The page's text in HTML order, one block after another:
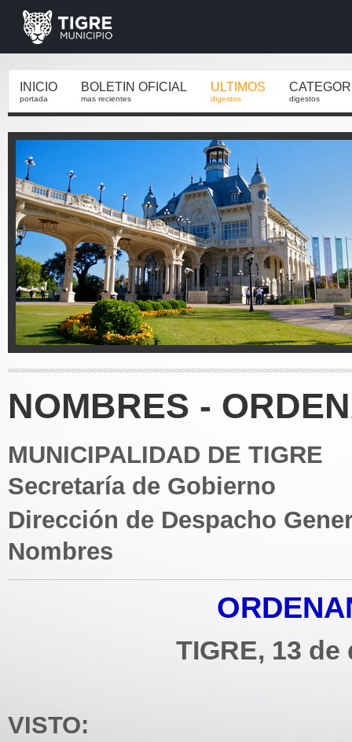
INICIO
portada
BOLETIN OFICIAL
mas recientes
ULTIMOS
digestos digestos
NOMBRES -
MUNICIPALIDAD DE TIGRE
Secretaría de Gobierno
Dirección de Despacho
Nombres
TIGRE, 13
VISTO: